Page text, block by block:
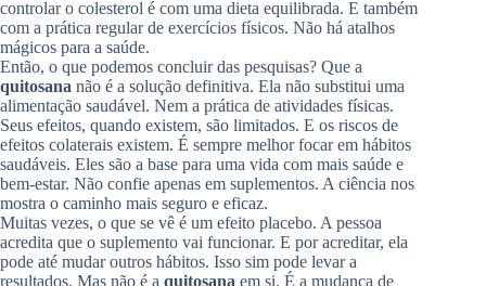
controlar o colesterol é com uma dieta equilibrada. E também
com a prática regular de exercícios físicos. Não há atalhos
mágicos para a saúde.
Então, o que podemos concluir das pesquisas? Que a
quitosana não é a solução definitiva. Ela não substitui uma
alimentação saudável. Nem a prática de atividades físicas.
Seus efeitos, quando existem, são limitados. E os riscos de
efeitos colaterais existem. É sempre melhor focar em hábitos
saudáveis. Eles são a base para uma vida com mais saúde e
bem-estar. Não confie apenas em suplementos. A ciência nos
mostra o caminho mais seguro e eficaz.
Muitas vezes, o que se vê é um efeito placebo. A pessoa
acredita que o suplemento vai funcionar. E por acreditar, ela
pode até mudar outros hábitos. Isso sim pode levar a
resultados. Mas não é a quitosana em si. É a mudança de